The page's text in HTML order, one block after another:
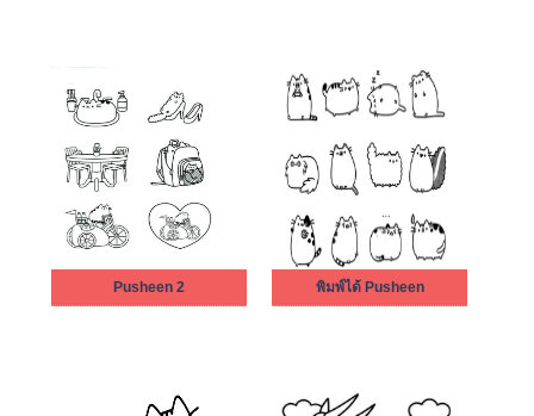
Pusheen 2 พิมพ์ได้ Pusheen